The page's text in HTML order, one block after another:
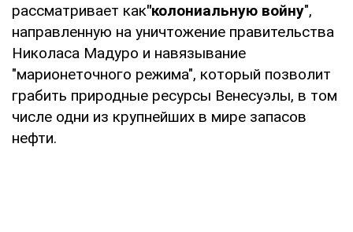
рассматривает как"колониальную войну",
направленную на уничтожение правительства
Николаса Мадуро и навязывание
"марионеточного режима", который позволит
грабить природные ресурсы Венесуэлы, в том
числе одни из крупнейших в мире запасов
нефти.